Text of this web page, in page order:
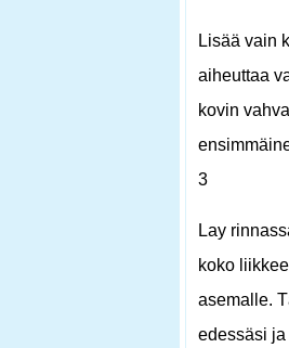
Lisää vain
aiheuttaa
kovin
3
Lay
koko
asemalle.
edessäsi